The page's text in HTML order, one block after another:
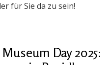
für Sie da zu sein!
Day 2025: